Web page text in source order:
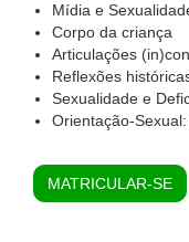
Mídia e
Corpo da criança
Articulações
Reflexões
Sexualidade e
Orientação-
MATRICULAR-SE